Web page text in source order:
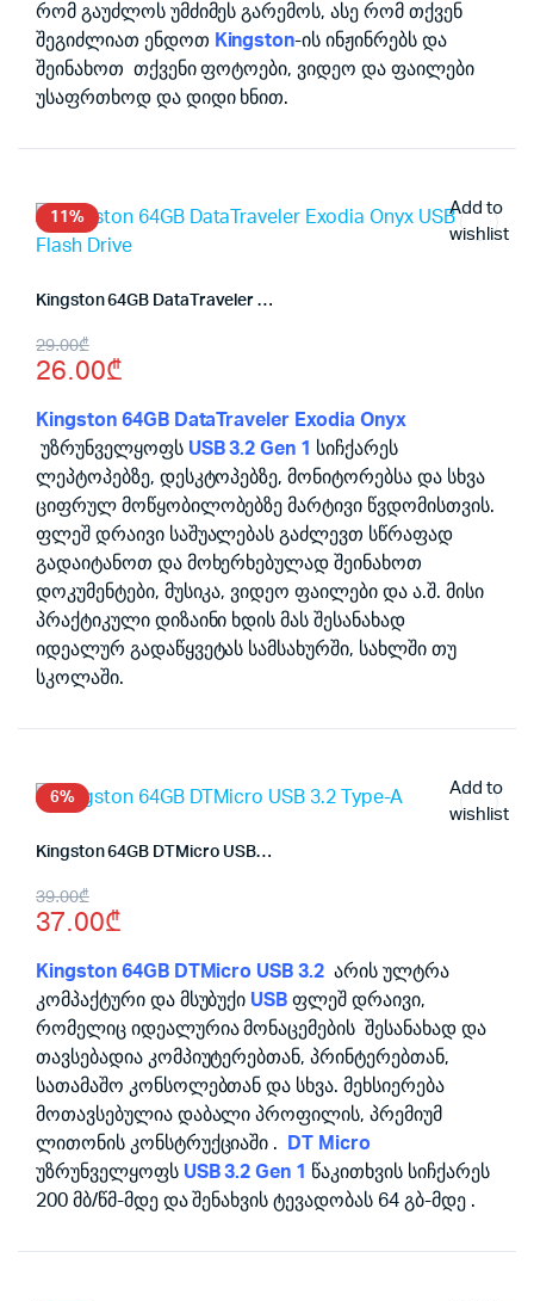
რომ გაუძლოს უმძიმეს გარემოს, ასე რომ თქვენ
შეგიძლიათ ენდოთ Kingston-ის ინჟინრებს და
შეინახოთ თქვენი ფოტოები, ვიდეო და ფაილები
უსაფრთხოდ და დიდი ხნით.
11%
Add to
wishlist
Kingston 64GB DataTraveler Exodia Onyx USB Flash Drive
29.00₾
Original
price
was:
29.00₾.
26.00₾
Current
price
is:
26.00₾.
Kingston 64GB DataTraveler Exodia Onyx
უზრუნველყოფს USB 3.2 Gen 1 სიჩქარეს
ლეპტოპებზე, დესკტოპებზე, მონიტორებსა და სხვა
ციფრულ მოწყობილობებზე მარტივი წვდომისთვის.
ფლეშ დრაივი საშუალებას გაძლევთ სწრაფად
გადაიტანოთ და მოხერხებულად შეინახოთ
დოკუმენტები, მუსიკა, ვიდეო ფაილები და ა.შ. მისი
პრაქტიკული დიზაინი ხდის მას შესანახად
იდეალურ გადაწყვეტას სამსახურში, სახლში თუ
სკოლაში.
6%
Add to
wishlist
Kingston 64GB DTMicro USB 3.2 Type-A
39.00₾
Original
price
was:
39.00₾.
37.00₾
Current
price
is:
37.00₾.
Kingston 64GB DTMicro USB 3.2 არის ულტრა
კომპაქტური და მსუბუქი USB ფლეშ დრაივი,
რომელიც იდეალურია მონაცემების შესანახად და
თავსებადია კომპიუტერებთან, პრინტერებთან,
სათამაშო კონსოლებთან და სხვა. მეხსიერება
მოთავსებულია დაბალი პროფილის, პრემიუმ
ლითონის კონსტრუქციაში .
DT Micro
უზრუნველყოფსUSB 3.2 Gen 1 წაკითხვის სიჩქარეს
200 მბ/წმ-მდე და შენახვის ტევადობას 64 გბ-მდე .